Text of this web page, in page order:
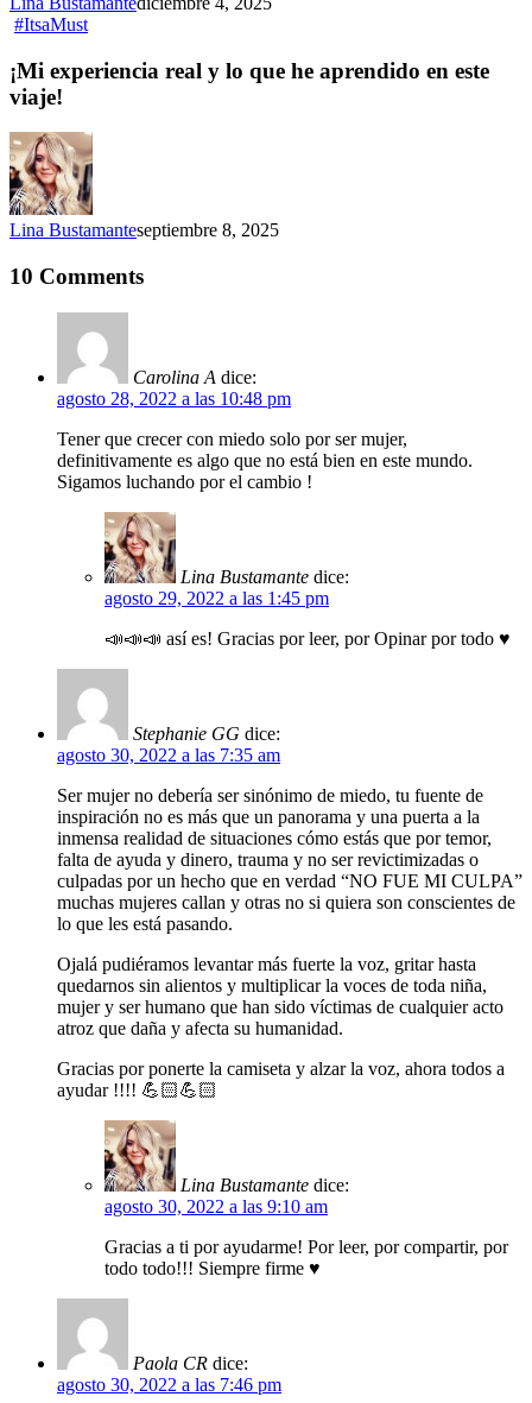
#ItsaMust
¡Mi experiencia real y lo que he aprendido en este
viaje!
Lina Bustamanteseptiembre 8, 2025
10 Comments
Carolina A dice:
agosto 28, 2022 a las 10:48 pm
Tener que crecer con miedo solo por ser mujer,
definitivamente es algo que no está bien en este mundo.
Sigamos luchando por el cambio !
Lina Bustamante dice:
agosto 29, 2022 a las 1:45 pm
📣📣📣 así es! Gracias por leer, por Opinar por todo ♥️
Stephanie GG dice:
agosto 30, 2022 a las 7:35 am
Ser mujer no debería ser sinónimo de miedo, tu fuente de
inspiración no es más que un panorama y una puerta a la
inmensa realidad de situaciones cómo estás que por temor,
falta de ayuda y dinero, trauma y no ser revictimizadas o
culpadas por un hecho que en verdad “NO FUE MI CULPA”
muchas mujeres callan y otras no si quiera son conscientes de
lo que les está pasando.
Ojalá pudiéramos levantar más fuerte la voz, gritar hasta
quedarnos sin alientos y multiplicar la voces de toda niña,
mujer y ser humano que han sido víctimas de cualquier acto
atroz que daña y afecta su humanidad.
Gracias por ponerte la camiseta y alzar la voz, ahora todos a
ayudar !!!! 💪🏻💪🏻
Lina Bustamante dice:
agosto 30, 2022 a las 9:10 am
Gracias a ti por ayudarme! Por leer, por compartir, por
todo todo!!! Siempre firme ♥️
Paola CR dice:
agosto 30, 2022 a las 7:46 pm